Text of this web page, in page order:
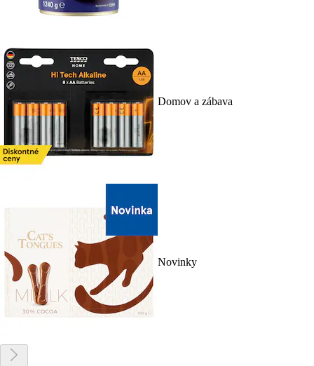
Domov a zábava
Novinky